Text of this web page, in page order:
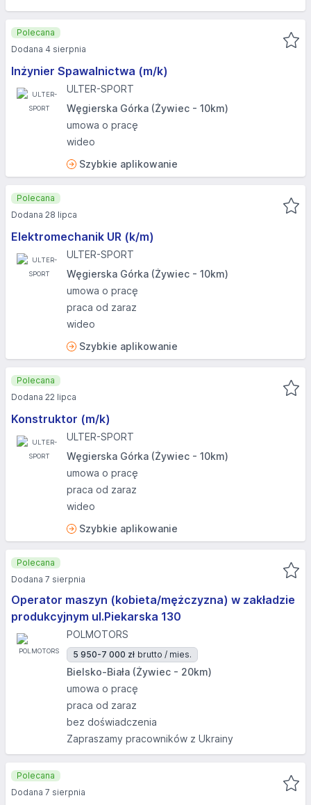
Inżynier Spawalnictwa (m/k)
ULTER-SPORT
Węgierska Górka (Żywiec - 10km)
umowa o pracę
wideo
Szybkie aplikowanie
Polecana
Dodana 4 sierpnia
Elektromechanik UR (k/m)
ULTER-SPORT
Węgierska Górka (Żywiec - 10km)
umowa o pracę
praca od zaraz
wideo
Szybkie aplikowanie
Polecana
Dodana 28 lipca
Konstruktor (m/k)
ULTER-SPORT
Węgierska Górka (Żywiec - 10km)
umowa o pracę
praca od zaraz
wideo
Szybkie aplikowanie
Polecana
Dodana 22 lipca
Operator maszyn (kobieta/mężczyzna) w zakładzie
produkcyjnym ul.Piekarska 130
POLMOTORS
5 950-7 000 zł brutto / mies.
Bielsko-Biała (Żywiec - 20km)
umowa o pracę
praca od zaraz
bez doświadczenia
Zapraszamy pracowników z Ukrainy
Polecana
Dodana 7 sierpnia
Polecana
Dodana 7 sierpnia